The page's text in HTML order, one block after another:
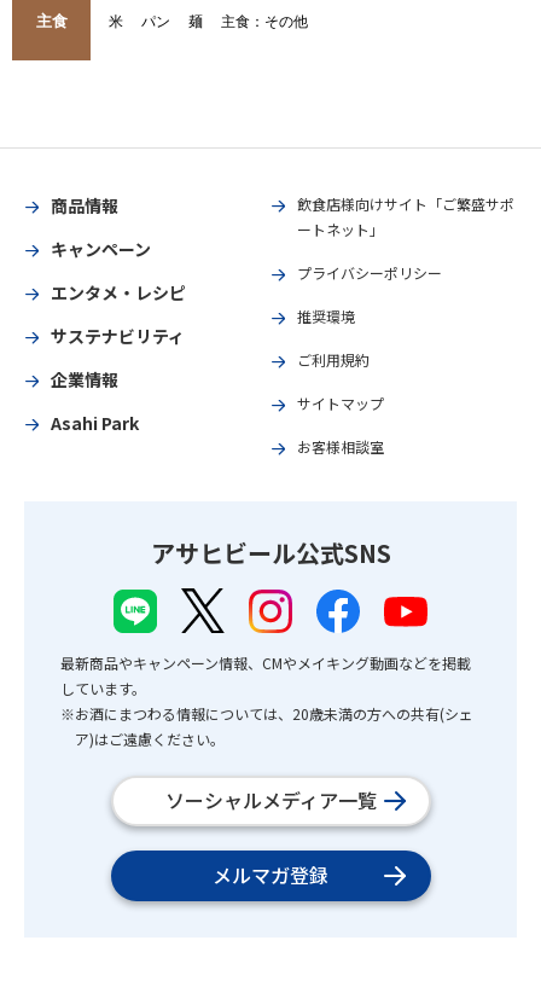
主食 米 パン 麺 主食：その他
商品情報
キャンペーン
エンタメ・レシピ
サステナビリティ
企業情報
Asahi Park
飲食店様向けサイト「ご繁盛サポ
ートネット」
プライバシーポリシー
推奨環境
ご利用規約
サイトマップ
お客様相談室
アサヒビール公式SNS
最新商品やキャンペーン情報、CMやメイキング動画などを掲載
しています。
※お酒にまつわる情報については、20歳未満の方への共有(シェ
ア)はご遠慮ください。
ソーシャルメディア一覧
メルマガ登録